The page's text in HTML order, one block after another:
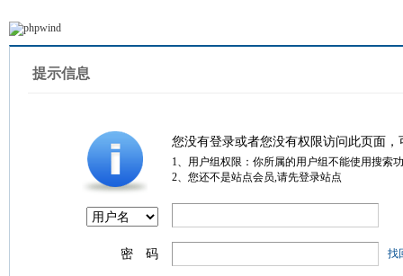
提示信息
您没有登录或者您没有权限访问此页面
1、用户组权限：你所属的用户组不能使用搜索
2、您还不是站点会员,请先登录站点
密 码 找